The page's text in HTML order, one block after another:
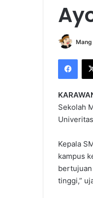
Mang
Sekolah
Kepala
kampus
tinggi,”